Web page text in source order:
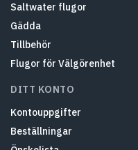
Saltwater flugor
Gädda
Tillbehör
Flugor för Välgörenhet
DITT KONTO
Kontouppgifter
Beställningar